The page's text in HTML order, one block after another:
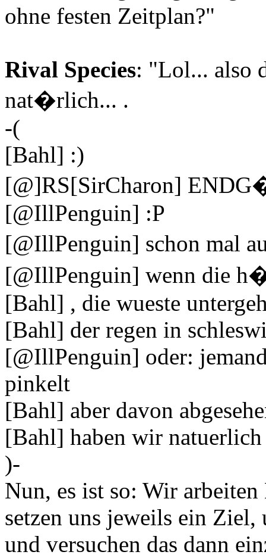
ohne festen Zeitplan?"
Rival Species: "Lol... also
nat�rlich... .
-(
[Bahl] :)
[@]RS[SirCharon]
[@IllPenguin] :P
[@IllPenguin] schon mal
[@IllPenguin] wenn die
[Bahl] , die wueste
[Bahl] der regen in
[@IllPenguin] oder:
pinkelt
[Bahl] aber davon
[Bahl] haben wir natuerlich
)-
Nun, es ist so: Wir
setzen uns jeweils ein
und versuchen das dann